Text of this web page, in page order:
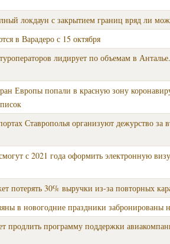
локдаун с закрытием границ вряд ли
в Варадеро с 15 октября
лидирует по объемам в
Европы попали в красную зону
Ставрополья организуют дежурство
с 2021 года оформить электронную
потерять 30% выручки из-за повторных
в новогодние праздники забронированы
продлить программу поддержки